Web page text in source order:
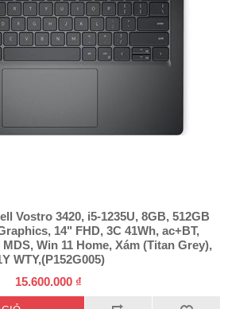
Vostro 3420, i5-1235U, 8GB, 512GB
14" FHD, 3C 41Wh, ac+BT,
Win 11 Home, Xám (Titan Grey),
WTY,(P152G005)
15.600.000 ₫